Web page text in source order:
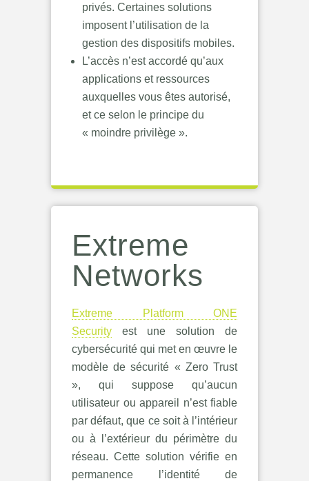
privés. Certaines solutions
imposent l’utilisation de la
gestion des dispositifs mobiles.
L’accès n’est accordé qu’aux
applications et ressources
auxquelles vous êtes autorisé,
et ce selon le principe du
« moindre privilège ».
Extreme
Networks
Extreme Platform ONE
Security est une solution de
cybersécurité qui met en œuvre le
modèle de sécurité « Zero Trust
», qui suppose qu’aucun
utilisateur ou appareil n’est fiable
par défaut, que ce soit à l’intérieur
ou à l’extérieur du périmètre du
réseau. Cette solution vérifie en
permanence l’identité de